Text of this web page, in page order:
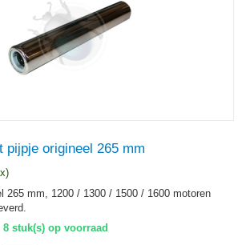
pijpje origineel 265 mm
265 mm, 1200 / 1300 / 1500 / 1600 motoren
8 stuk(s) op voorraad